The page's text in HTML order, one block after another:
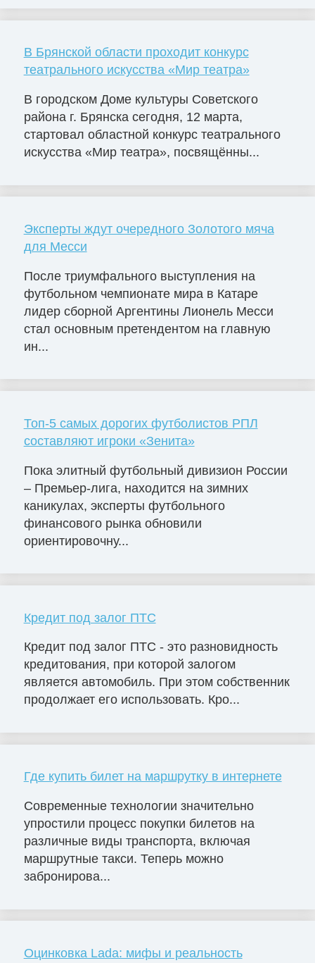
В Брянской области проходит конкурс
театрального искусства «Мир театра»
В городском Доме культуры Советского
района г. Брянска сегодня, 12 марта,
стартовал областной конкурс театрального
искусства «Мир театра», посвящённы...
Эксперты ждут очередного Золотого мяча
для Месси
После триумфального выступления на
футбольном чемпионате мира в Катаре
лидер сборной Аргентины Лионель Месси
стал основным претендентом на главную
ин...
Топ-5 самых дорогих футболистов РПЛ
составляют игроки «Зенита»
Пока элитный футбольный дивизион России
– Премьер-лига, находится на зимних
каникулах, эксперты футбольного
финансового рынка обновили
ориентировочну...
Кредит под залог ПТС
Кредит под залог ПТС - это разновидность
кредитования, при которой залогом
является автомобиль. При этом собственник
продолжает его использовать. Кро...
Где купить билет на маршрутку в интернете
Современные технологии значительно
упростили процесс покупки билетов на
различные виды транспорта, включая
маршрутные такси. Теперь можно
забронирова...
Оцинковка Lada: мифы и реальность